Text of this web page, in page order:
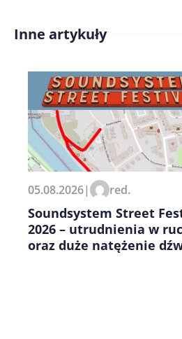
Inne artykuły
05.08.2026| red.
Soundsystem Street
2026 – utrudnienia w
oraz duże natężenie